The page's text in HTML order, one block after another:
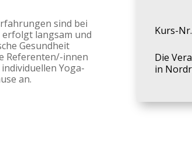
sind bei
erfolgt langsam und
Gesundheit
Referenten/-innen
Yoga-
an.
Kurs-
Die
in